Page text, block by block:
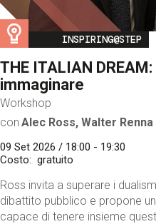
Image
INSPIRING@STEP
THE ITALIAN
immaginare
Workshop
con Alec Ross, Walter Renna
09 Set 2026 / 18:00 - 19:30
Costo
gratuito
Ross invita a superare i
dibattito pubblico e propone
capace di tenere insieme